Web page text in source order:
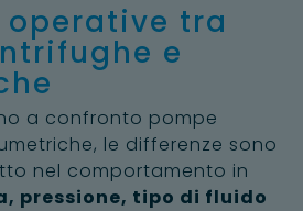
operative tra
e
a confronto pompe
le differenze sono
nel comportamento in
pressione, tipo di fluido